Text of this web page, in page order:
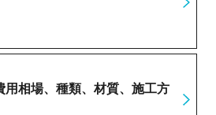
用相場、種類、材質、施工方